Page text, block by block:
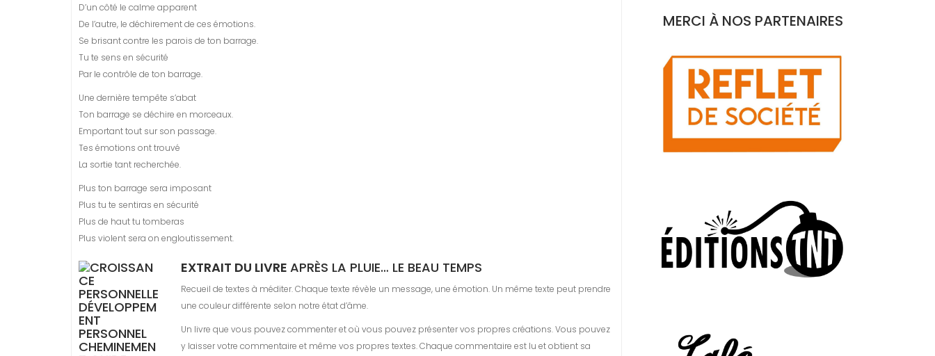
D’un côté le calme apparent
De l’autre, le déchirement de ces émotions.
Se brisant contre les parois de ton barrage.
Tu te sens en sécurité
Par le contrôle de ton barrage.
Une dernière tempête s’abat
Ton barrage se déchire en morceaux.
Emportant tout sur son passage.
Tes émotions ont trouvé
La sortie tant recherchée.
Plus ton barrage sera imposant
Plus tu te sentiras en sécurité
Plus de haut tu tomberas
Plus violent sera on engloutissement.
EXTRAIT DU LIVRE APRÈS LA PLUIE… LE BEAU TEMPS
Recueil de textes à méditer. Chaque texte révèle un message, une émotion. Un même texte peut prendre
une couleur différente selon notre état d’âme.
Un livre que vous pouvez commenter et où vous pouvez présenter vos propres créations. Vous pouvez
y laisser votre commentaire et même vos propres textes. Chaque commentaire est lu et obtient sa
MERCI À NOS PARTENAIRES